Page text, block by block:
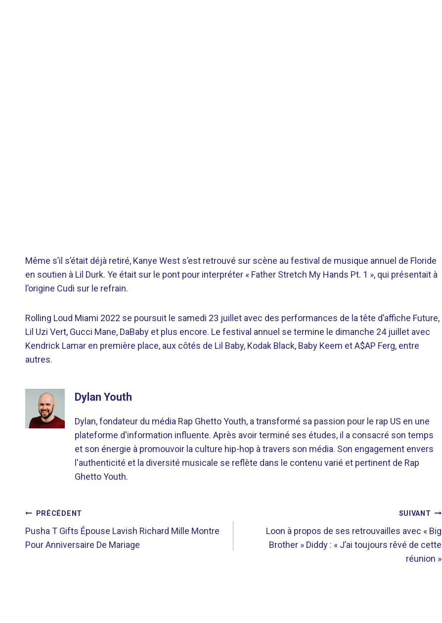
Même s’il s’était déjà retiré, Kanye West s’est retrouvé sur scène au festival de musique annuel de Floride
en soutien à Lil Durk. Ye était sur le pont pour interpréter « Father Stretch My Hands Pt. 1 », qui présentait à
l’origine Cudi sur le refrain.
Rolling Loud Miami 2022 se poursuit le samedi 23 juillet avec des performances de la tête d’affiche Future,
Lil Uzi Vert, Gucci Mane, DaBaby et plus encore. Le festival annuel se termine le dimanche 24 juillet avec
Kendrick Lamar en première place, aux côtés de Lil Baby, Kodak Black, Baby Keem et A$AP Ferg, entre
autres.
Dylan Youth
Dylan, fondateur du média Rap Ghetto Youth, a transformé sa passion pour le rap US en une
plateforme d'information influente. Après avoir terminé ses études, il a consacré son temps
et son énergie à promouvoir la culture hip-hop à travers son média. Son engagement envers
l'authenticité et la diversité musicale se reflète dans le contenu varié et pertinent de Rap
Ghetto Youth.
NAVIGATION
DE
PRÉCÉDENT
Pusha T Gifts Épouse Lavish Richard Mille Montre
Pour Anniversaire De Mariage
SUIVANT
Loon à propos de ses retrouvailles avec « Big
Brother » Diddy : « J’ai toujours rêvé de cette
réunion »